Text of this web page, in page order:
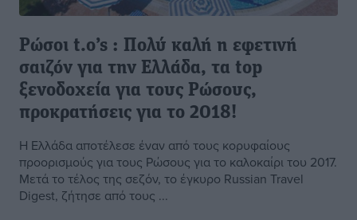
Ρώσοι t.o’s : Πολύ καλή η εφετινή
σαιζόν για την Ελλάδα, τα top
ξενοδοχεία για τους Ρώσους,
προκρατήσεις για το 2018!
Η Ελλάδα αποτέλεσε έναν από τους κορυφαίους
προορισμούς για τους Ρώσους για το καλοκαίρι του 2017.
Μετά το τέλος της σεζόν, το έγκυρο Russian Travel
Digest, ζήτησε από τους ...